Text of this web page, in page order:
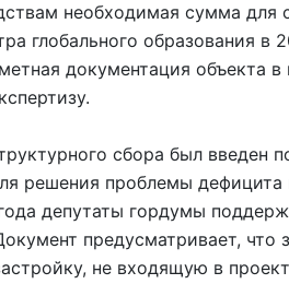
необходимая сумма для
глобального образования
документация объекта
сбора был введен
решения проблемы
депутаты гордумы
предусматривает, что
не входящую в